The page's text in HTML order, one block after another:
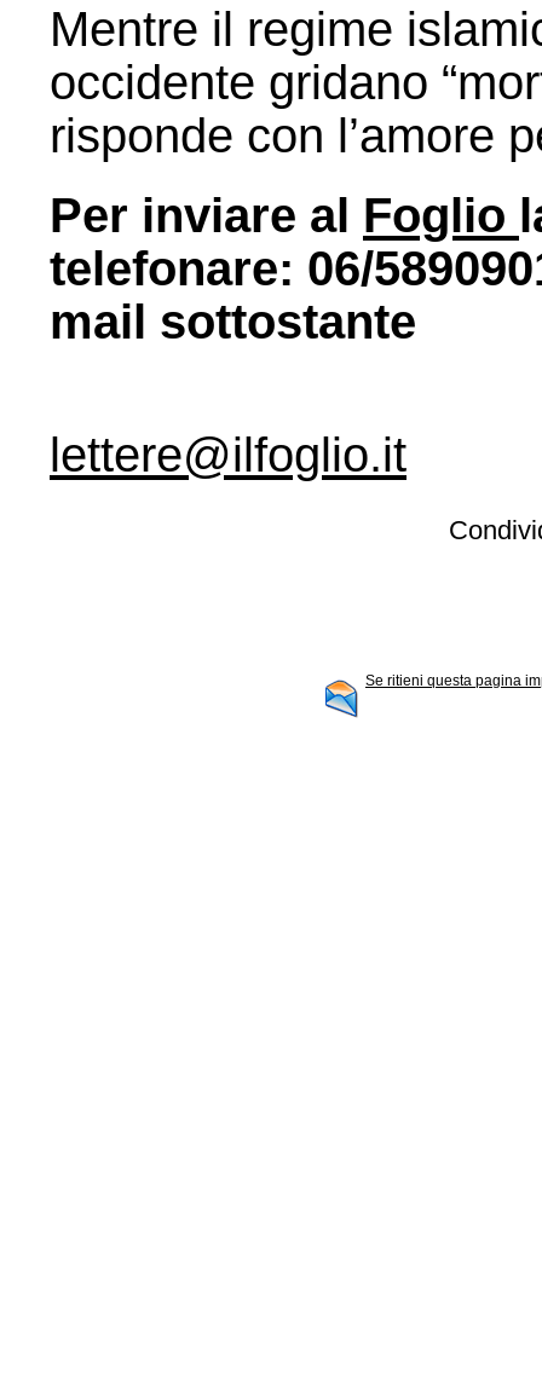
Mentre il regime
occidente gridano
risponde con l’amore
Per inviare al Foglio
telefonare: 06/
mail sottostante
lettere@ilfoglio.it
Se ritieni questa pagina